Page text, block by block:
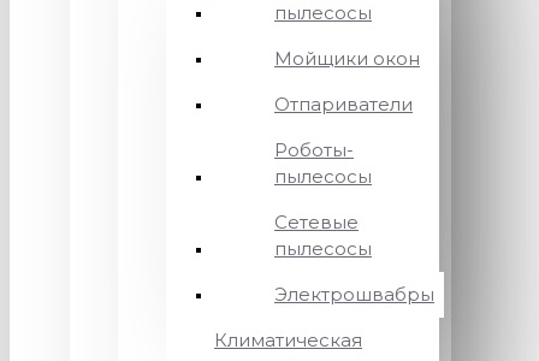
пылесосы
Мойщики окон
Отпариватели
Роботы-
пылесосы
Сетевые
пылесосы
Электрошвабры
Климатическая